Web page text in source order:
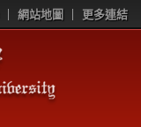
網站地圖 更多連結